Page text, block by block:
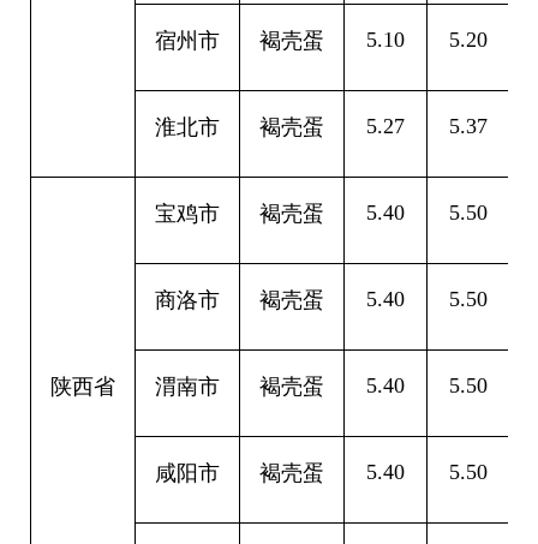
宿州市 褐壳蛋 5.10 5.20
淮北市 褐壳蛋 5.27 5.37
陕西省
宝鸡市 褐壳蛋 5.40 5.50
商洛市 褐壳蛋 5.40 5.50
渭南市 褐壳蛋 5.40 5.50
咸阳市 褐壳蛋 5.40 5.50